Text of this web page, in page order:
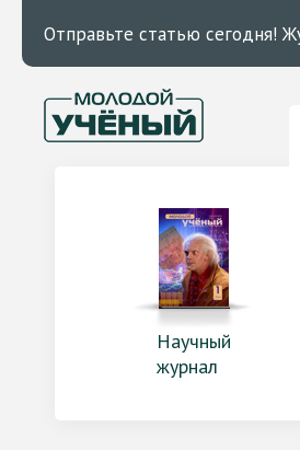
Отправьте статью сегодня!
Научный
журнал